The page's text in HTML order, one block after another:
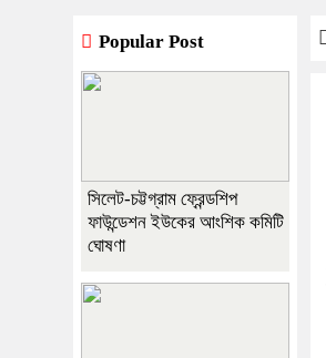
Popular Post
সিলেট-চট্টগ্রাম ফ্রেন্ডশিপ
ফাউন্ডেশন ইউকের আংশিক কমিটি
ঘোষণা